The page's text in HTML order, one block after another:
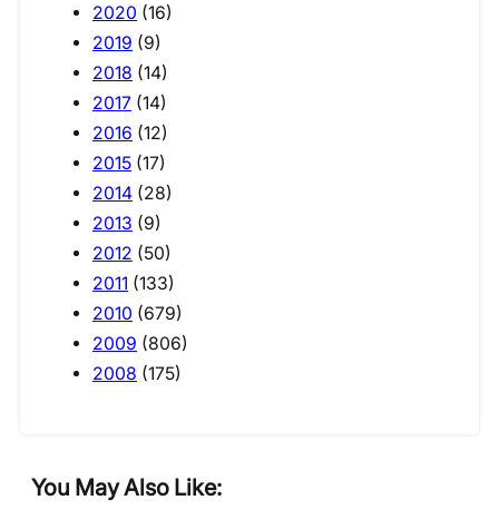
2020 (16)
2019 (9)
2018 (14)
2017 (14)
2016 (12)
2015 (17)
2014 (28)
2013 (9)
2012 (50)
2011 (133)
2010 (679)
2009 (806)
2008 (175)
You May Also Like: